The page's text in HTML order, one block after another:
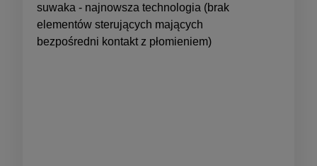
suwaka - najnowsza technologia (brak
elementów sterujących mających
bezpośredni kontakt z płomieniem)